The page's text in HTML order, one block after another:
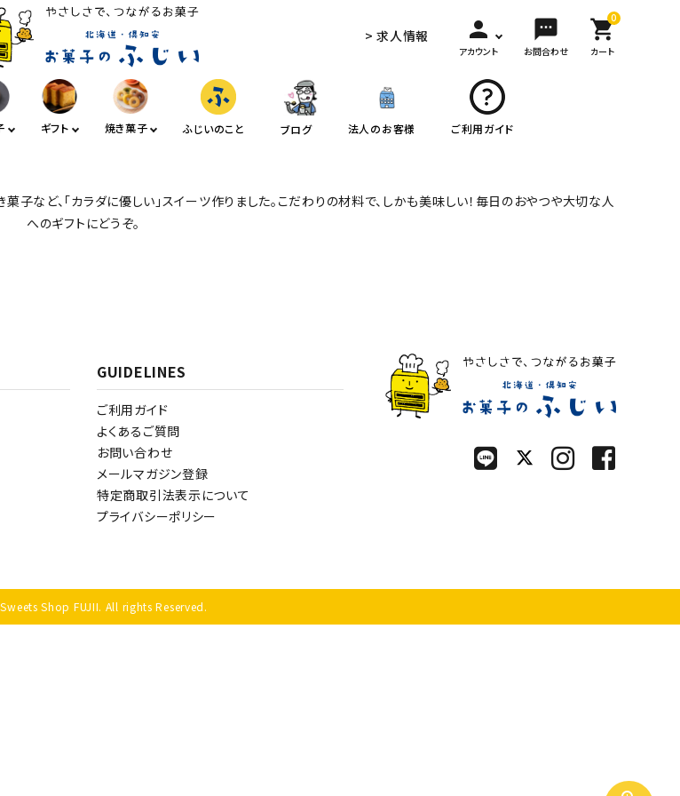
> 求人情報 person
アカウント
sms
お問合わせ
0
shopping_cart
カート
ギフト 焼き菓子 ふじいのこと ブログ 法人のお客様 ご利用ガイド
子など、「カラダに優しい」スイーツ作りました。こだわりの材料で、しかも美味しい！毎日のおやつや大切な人
へのギフトにどうぞ。
検索する
GUIDELINES
ご利用ガイド
よくあるご質問
お問い合わせ
メールマガジン登録
特定商取引法表示について
プライバシーポリシー
Shop FUJII. All rights Reserved.